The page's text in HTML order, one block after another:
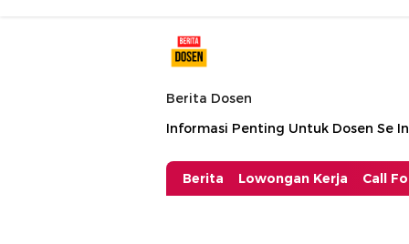
Berita Dosen
Informasi Penting Untuk Dosen Se
Berita Lowongan Kerja Call